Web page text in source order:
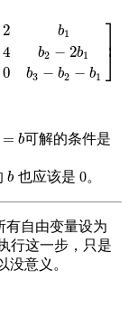
2
4
0
b1
b2 − 2b1
b3 − b2 − b1
⎤
⎦⎥
−2 000b3−b2 1
= b
b
可解的条件是
b
b 也应该是 0。
有自由变量设为
行这一步，只是
没意义。